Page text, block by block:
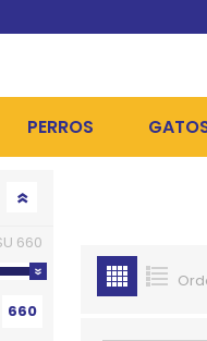
PERROS
HIGIENE, PELUQUERÍA Y
660
660